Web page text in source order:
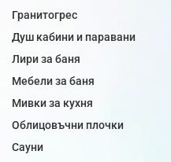
Гранитогрес
Душ кабини и паравани
Лири за баня
Мебели за баня
Мивки за кухня
Облицовъчни плочки
Сауни